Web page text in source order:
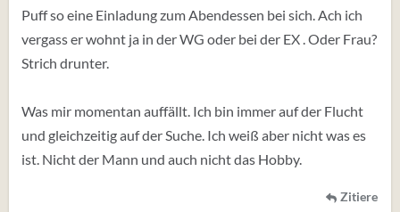
Puff so eine Einladung zum Abendessen bei sich. Ach ich
vergass er wohnt ja in der WG oder bei der EX . Oder Frau?
Strich drunter.
Was mir momentan auffällt. Ich bin immer auf der Flucht
und gleichzeitig auf der Suche. Ich weiß aber nicht was es
ist. Nicht der Mann und auch nicht das Hobby.
Zitiere